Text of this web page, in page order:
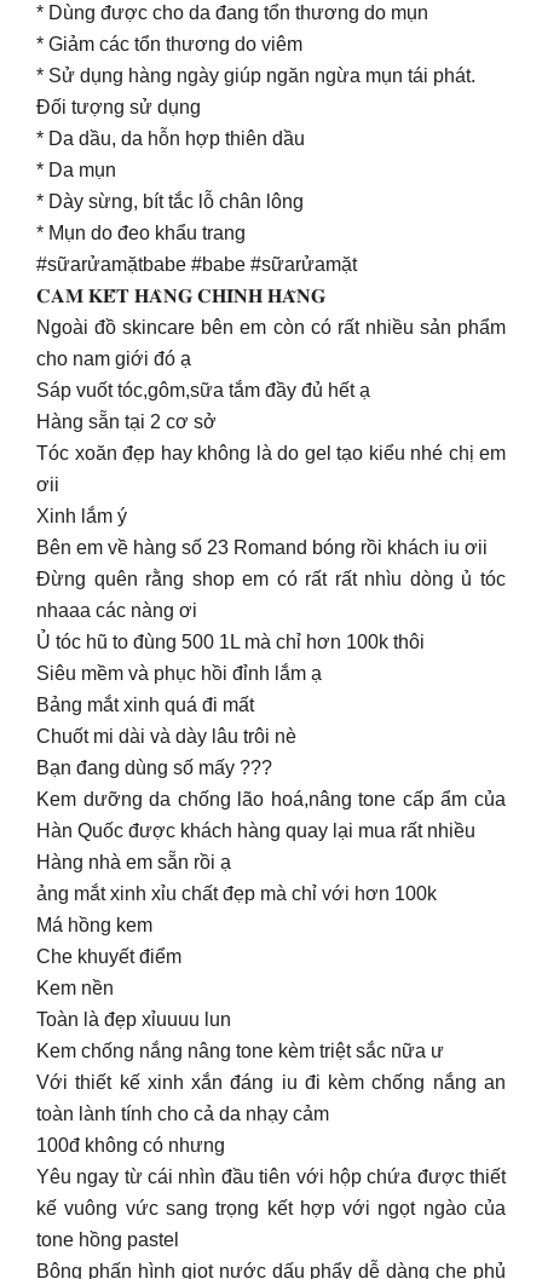
* Dùng được cho da đang tổn thương do mụn
* Giảm các tổn thương do viêm
* Sử dụng hàng ngày giúp ngăn ngừa mụn tái phát.
Đối tượng sử dụng
* Da dầu, da hỗn hợp thiên dầu
* Da mụn
* Dày sừng, bít tắc lỗ chân lông
* Mụn do đeo khẩu trang
#sữarửamặtbabe #babe #sữarửamặt
𝐂𝐀𝐌 𝐊𝐄̂́𝐓 𝐇𝐀̀𝐍𝐆 𝐂𝐇𝐈́𝐍𝐇 𝐇𝐀̃𝐍𝐆
Ngoài đồ skincare bên em còn có rất nhiều sản phẩm
cho nam giới đó ạ
Sáp vuốt tóc,gôm,sữa tắm đầy đủ hết ạ
Hàng sẵn tại 2 cơ sở
Tóc xoăn đẹp hay không là do gel tạo kiểu nhé chị em
ơii
Xinh lắm ý
Bên em về hàng số 23 Romand bóng rồi khách iu ơii
Đừng quên rằng shop em có rất rất nhìu dòng ủ tóc
nhaaa các nàng ơi
Ủ tóc hũ to đùng 500 1L mà chỉ hơn 100k thôi
Siêu mềm và phục hồi đỉnh lắm ạ
Bảng mắt xinh quá đi mất
Chuốt mi dài và dày lâu trôi nè
Bạn đang dùng số mấy ???
Kem dưỡng da chống lão hoá,nâng tone cấp ẩm của
Hàn Quốc được khách hàng quay lại mua rất nhiều
Hàng nhà em sẵn rồi ạ
ảng mắt xinh xỉu chất đẹp mà chỉ với hơn 100k
Má hồng kem
Che khuyết điểm
Kem nền
Toàn là đẹp xỉuuuu lun
Kem chống nắng nâng tone kèm triệt sắc nữa ư
Với thiết kế xinh xắn đáng iu đi kèm chống nắng an
toàn lành tính cho cả da nhạy cảm
100đ không có nhưng
Yêu ngay từ cái nhìn đầu tiên với hộp chứa được thiết
kế vuông vức sang trọng kết hợp với ngọt ngào của
tone hồng pastel
Bông phấn hình giọt nước dấu phẩy dễ dàng che phủ